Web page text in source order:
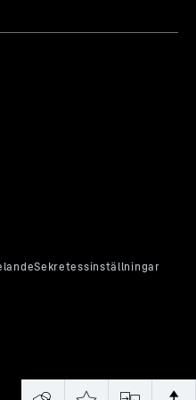
apparatens status
hjälp av symboler och
olika språk. Displayen kan